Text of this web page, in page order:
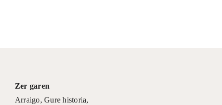
Zer garen
Arraigo,Gure historia,